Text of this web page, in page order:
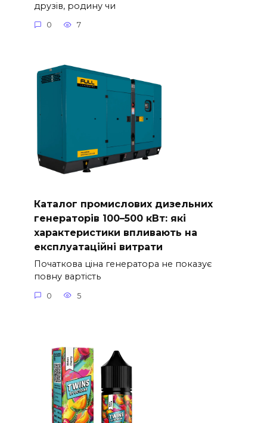
друзів, родину чи
0 7
Каталог промислових дизельних
генераторів 100–500 кВт: які
характеристики впливають на
експлуатаційні витрати
Початкова ціна генератора не показує
повну вартість
0 5